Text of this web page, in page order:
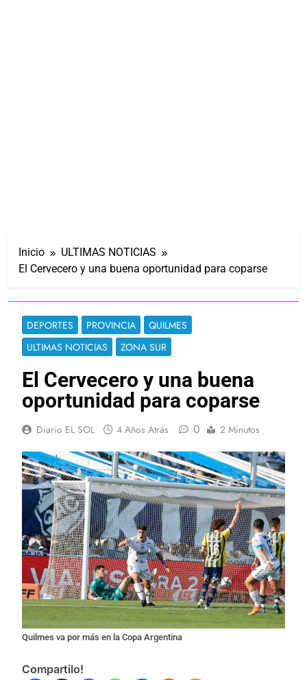
Inicio
ULTIMAS NOTICIAS
El Cervecero y una buena oportunidad para coparse
DEPORTES PROVINCIA
QUILMES
ULTIMAS NOTICIAS
ZONA SUR
El Cervecero y una buena
oportunidad para coparse
Diario EL SOL 4 Años Atrás 0 2 Minutos
Quilmes va por más en la Copa Argentina
Compartilo!